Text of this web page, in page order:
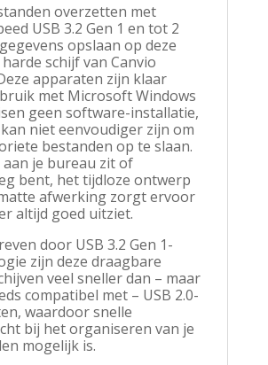
overzetten met
USB 3.2 Gen 1 en tot 2
opslaan op deze
schijf van Canvio
apparaten zijn klaar
met Microsoft Windows
geen software-installatie,
niet eenvoudiger zijn om
bestanden op te slaan.
aan je bureau zit of
bent, het tijdloze ontwerp
afwerking zorgt ervoor
altijd goed uitziet.
door USB 3.2 Gen 1-
zijn deze draagbare
veel sneller dan – maar
compatibel met – USB 2.0-
waardoor snelle
bij het organiseren van je
mogelijk is.